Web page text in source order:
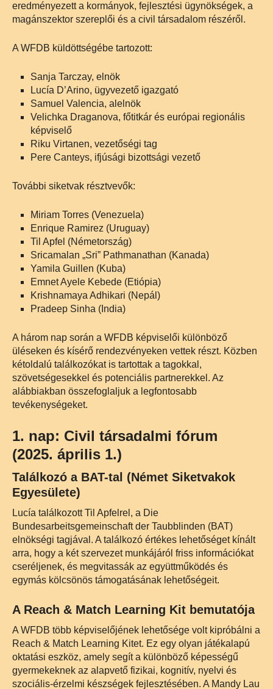
eredményezett a kormányok, fejlesztési ügynökségek, a
magánszektor szereplői és a civil társadalom részéről.
A WFDB küldöttségébe tartozott:
Sanja Tarczay, elnök
Lucía D’Arino, ügyvezető igazgató
Samuel Valencia, alelnök
Velichka Draganova, főtitkár és európai regionális
képviselő
Riku Virtanen, vezetőségi tag
Pere Canteys, ifjúsági bizottsági vezető
További siketvak résztvevők:
Miriam Torres (Venezuela)
Enrique Ramirez (Uruguay)
Til Apfel (Németország)
Sricamalan „Sri” Pathmanathan (Kanada)
Yamila Guillen (Kuba)
Emnet Ayele Kebede (Etiópia)
Krishnamaya Adhikari (Nepál)
Pradeep Sinha (India)
A három nap során a WFDB képviselői különböző
üléseken és kísérő rendezvényeken vettek részt. Közben
kétoldalú találkozókat is tartottak a tagokkal,
szövetségesekkel és potenciális partnerekkel. Az
alábbiakban összefoglaljuk a legfontosabb
tevékenységeket.
1. nap: Civil társadalmi fórum
(2025. április 1.)
Találkozó a BAT-tal (Német Siketvakok
Egyesülete)
Lucía találkozott Til Apfelrel, a Die
Bundesarbeitsgemeinschaft der Taubblinden (BAT)
elnökségi tagjával. A találkozó értékes lehetőséget kínált
arra, hogy a két szervezet munkájáról friss információkat
cseréljenek, és megvitassák az együttműködés és
egymás kölcsönös támogatásának lehetőségeit.
A Reach & Match Learning Kit bemutatója
A WFDB több képviselőjének lehetősége volt kipróbálni a
Reach & Match Learning Kitet. Ez egy olyan játékalapú
oktatási eszköz, amely segít a különböző képességű
gyermekeknek az alapvető fizikai, kognitív, nyelvi és
szociális-érzelmi készségek fejlesztésében. A Mandy Lau